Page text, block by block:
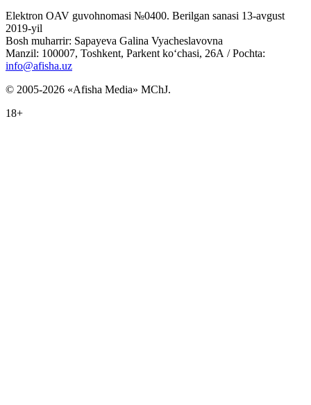
Elektron OAV guvohnomasi №0400. Berilgan sanasi 13-avgust
2019-yil
Bosh muharrir: Sapayeva Galina Vyacheslavovna
Manzil: 100007, Toshkent, Parkent ko‘chasi, 26А / Pochta:
info@afisha.uz
© 2005-2026 «Afisha Media» MChJ.
18+